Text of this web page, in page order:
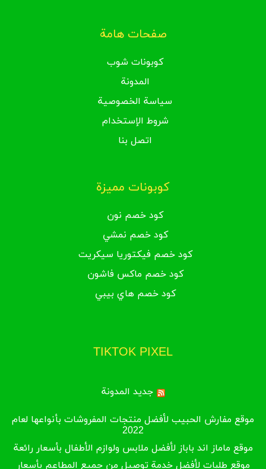
صفحات هامة
كوبونات شوب
المدونة
سياسة الخصوصية
شروط الإستخدام
اتصل بنا
كوبونات مميزة
كود خصم نون
كود خصم نمشي
كود خصم فيكتوريا سيكريت
كود خصم ماكس فاشون
كود خصم هاي بيبي
TIKTOK PIXEL
جديد المدونة
موقع مفارش الحبيب لأفضل منتجات المفروشات بأنواعها لعام
2022
موقع ماماز اند باباز لأفضل ملابس ولوازم الأطفال بأسعار رائعة
موقع طلبات لأفضل خدمة توصيل من جميع المطاعم بأسعار